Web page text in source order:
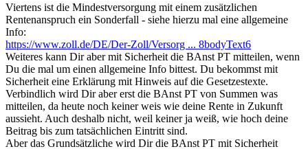
Viertens ist die Mindestversorgung mit einem zusätzlichen
Rentenanspruch ein Sonderfall - siehe hierzu mal eine allgemeine
Info:
https://www.zoll.de/DE/Der-Zoll/Versorg ... 8bodyText6
Weiteres kann Dir aber mit Sicherheit die BAnst PT mitteilen, wenn
Du die mal um einen allgemeine Info bittest. Du bekommst mit
Sicherheit eine Erklärung mit Hinweis auf die Gesetzestexte.
Verbindlich wird Dir aber erst die BAnst PT von Summen was
mitteilen, da heute noch keiner weis wie deine Rente in Zukunft
aussieht. Auch deshalb nicht, weil keiner ja weiß, wie hoch deine
Beitrag bis zum tatsächlichen Eintritt sind.
Aber das Grundsätzliche wird Dir die BAnst PT mit Sicherheit